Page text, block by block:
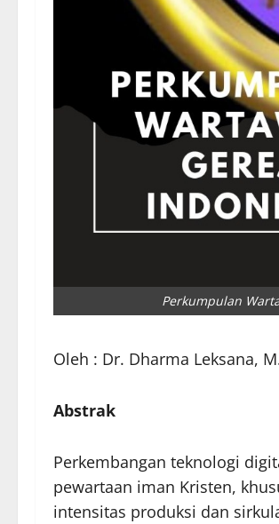
Perkumpulan
Oleh : Dr. Dharma Leksana,
Abstrak
Perkembangan teknologi
pewartaan iman Kristen,
intensitas produksi dan